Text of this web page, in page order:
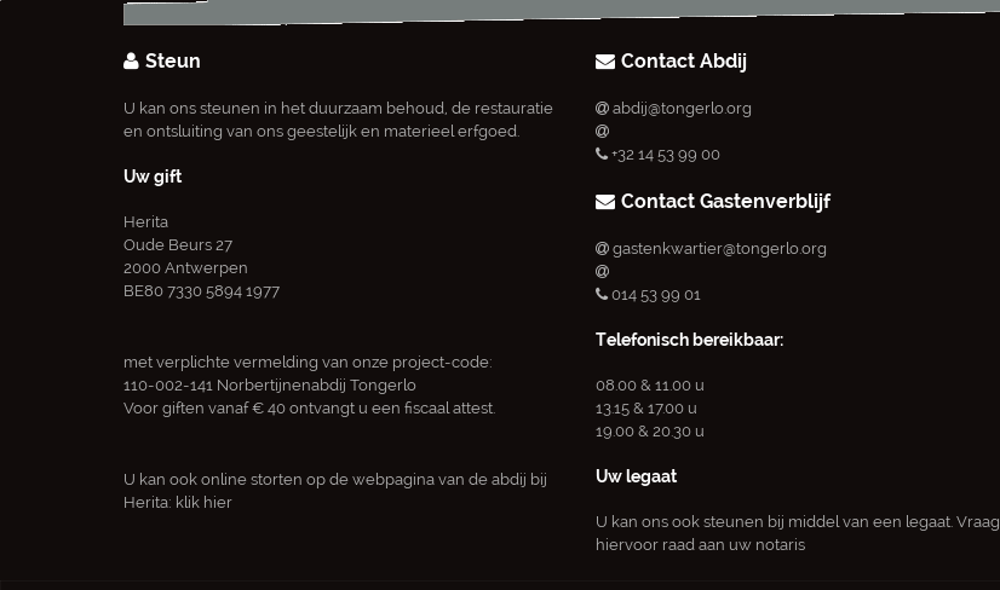
Steun
U kan ons steunen in het duurzaam behoud, de restauratie
en ontsluiting van ons geestelijk en materieel erfgoed.
Uw gift
Herita
Oude Beurs 27
2000 Antwerpen
BE80 7330 5894 1977
met verplichte vermelding van onze project-code:
110-002-141 Norbertijnenabdij Tongerlo
Voor giften vanaf € 40 ontvangt u een fiscaal attest.
U kan ook online storten op de webpagina van de abdij bij
Herita: klik hier
Contact Abdij
abdij@tongerlo.org
+32 14 53 99 00
Contact Gastenverblijf
gastenkwartier@tongerlo.org
014 53 99 01
Telefonisch bereikbaar:
08.00 & 11.00 u
13.15 & 17.00 u
19.00 & 20.30 u
Uw legaat
U kan ons ook steunen bij middel van een legaat. Vraag
hiervoor raad aan uw notaris